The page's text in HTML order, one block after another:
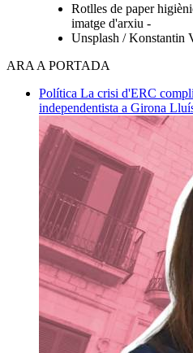
Rotlles de paper
imatge d'arxiu -
Unsplash / Konstantin
ARA A PORTADA
Política La crisi d'ERC
independentista a Girona